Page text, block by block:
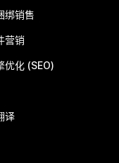
绑销售
营销
优化 (SEO)
译